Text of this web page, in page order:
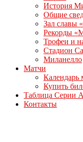
История
Общие
Зал славы
Рекорды
Трофеи и
Стадион
Миланелло
Матчи
Календарь
Купить
Таблица Серии А
Контакты